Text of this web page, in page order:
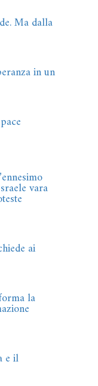
Ma dalla
in un
vara
ai
la
e il